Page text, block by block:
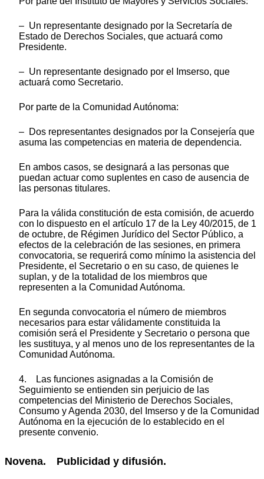
– Un representante designado por la Secretaría de
Estado de Derechos Sociales, que actuará como
Presidente.
– Un representante designado por el Imserso, que
actuará como Secretario.
Por parte de la Comunidad Autónoma:
– Dos representantes designados por la Consejería que
asuma las competencias en materia de dependencia.
En ambos casos, se designará a las personas que
puedan actuar como suplentes en caso de ausencia de
las personas titulares.
Para la válida constitución de esta comisión, de acuerdo
con lo dispuesto en el artículo 17 de la Ley 40/2015, de 1
de octubre, de Régimen Jurídico del Sector Público, a
efectos de la celebración de las sesiones, en primera
convocatoria, se requerirá como mínimo la asistencia del
Presidente, el Secretario o en su caso, de quienes le
suplan, y de la totalidad de los miembros que
representen a la Comunidad Autónoma.
En segunda convocatoria el número de miembros
necesarios para estar válidamente constituida la
comisión será el Presidente y Secretario o persona que
les sustituya, y al menos uno de los representantes de la
Comunidad Autónoma.
4. Las funciones asignadas a la Comisión de
Seguimiento se entienden sin perjuicio de las
competencias del Ministerio de Derechos Sociales,
Consumo y Agenda 2030, del Imserso y de la Comunidad
Autónoma en la ejecución de lo establecido en el
presente convenio.
Novena. Publicidad y difusión.